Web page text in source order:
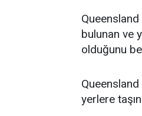
bulunan ve
olduğunu
Queensland
yerlere